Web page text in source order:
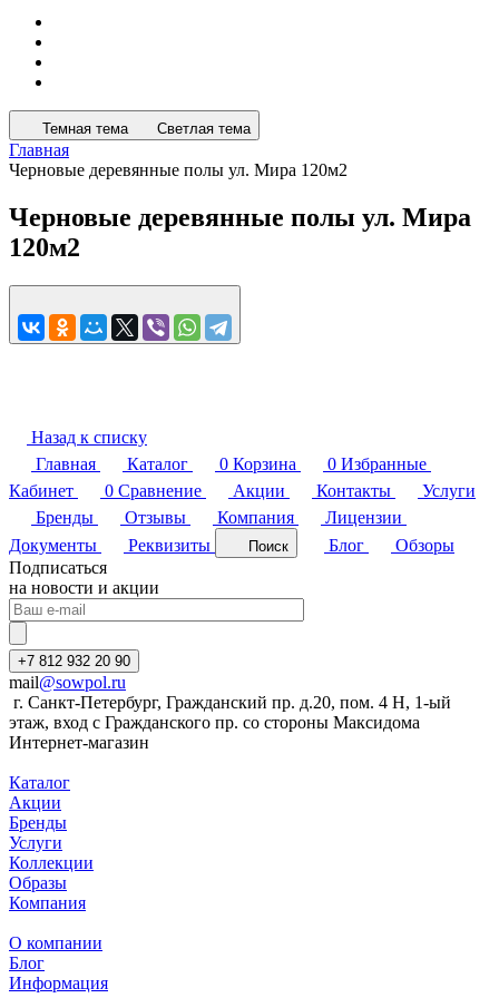
Темная тема Светлая тема
Главная
Черновые деревянные полы ул. Мира 120м2
Черновые деревянные полы ул. Мира
120м2
Назад к списку
Главная
Каталог 0 Корзина 0 Избранные
Кабинет
0 Сравнение Акции Контакты
Услуги
Бренды
Отзывы Компания
Лицензии
Документы
Реквизиты Поиск Блог
Обзоры
Подписаться
на новости и акции
+7 812 932 20 90
mail@sowpol.ru
г. Санкт-Петербург, Гражданский пр. д.20, пом. 4 Н, 1-ый
этаж, вход с Гражданского пр. со стороны Максидома
Интернет-магазин
Каталог
Акции
Бренды
Услуги
Коллекции
Образы
Компания
О компании
Блог
Информация